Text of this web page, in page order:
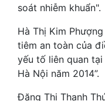
soát nhiễm khuẩn".
Hà Thị Kim
tiêm an toàn của
yếu tố liên quan
Hà Nội năm 2014”.
Đặng Thị Thanh